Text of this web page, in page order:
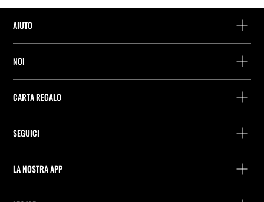
AIUTO
Rintraccia il tuo ordine
Ricerca dei punti di consegna
Preferenze per i cookie
NOI
Società
Company Profile
CARTA REGALO
Acquisto Carta Regalo
SEGUICI
LA NOSTRA APP